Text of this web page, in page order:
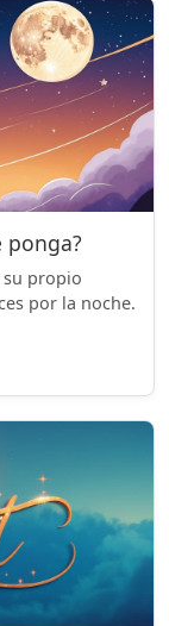
ponga?
su propio
por la noche.